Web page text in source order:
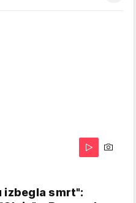
izbegla smrt":